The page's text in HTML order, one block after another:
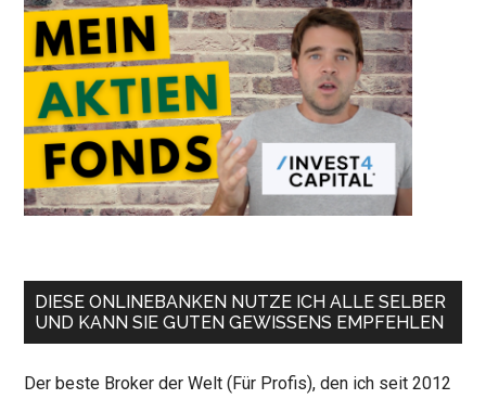
DIESE ONLINEBANKEN NUTZE ICH ALLE SELBER
UND KANN SIE GUTEN GEWISSENS EMPFEHLEN
Der beste Broker der Welt (Für Profis), den ich seit 2012